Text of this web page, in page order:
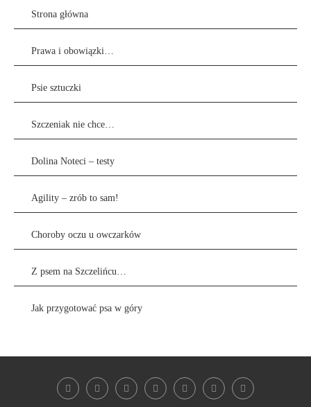
Strona główna
Prawa i obowiązki…
Psie sztuczki
Szczeniak nie chce…
Dolina Noteci – testy
Agility – zrób to sam!
Choroby oczu u owczarków
Z psem na Szczelińcu…
Jak przygotować psa w góry